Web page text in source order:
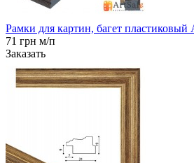
Рамки для картин, багет пластиковый
71 грн м/п
Заказать